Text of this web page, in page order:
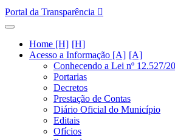
Portal da Transparência
Home [H]
Acesso a Informação [A]
Conhecendo a Lei nº 12.527/
Portarias
Decretos
Prestação de Contas
Diário Oficial do Município
Editais
Ofícios